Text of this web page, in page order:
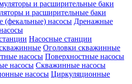
и расширительные баки
Дренажные
Насосные станции
Оголовки скважинные
Поверхностные насосы
Скважинные насосы
Циркуляционные